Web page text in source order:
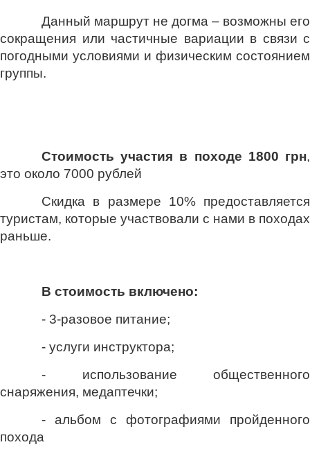
Данный маршрут не догма – возможны его
сокращения или частичные вариации в связи с
погодными условиями и физическим состоянием
группы.
Стоимость участия в походе 1800 грн,
это около 7000 рублей
Скидка в размере 10% предоставляется
туристам, которые участвовали с нами в походах
раньше.
В стоимость включено:
- 3-разовое питание;
- услуги инструктора;
- использование общественного
снаряжения, медаптечки;
- альбом с фотографиями пройденного
похода